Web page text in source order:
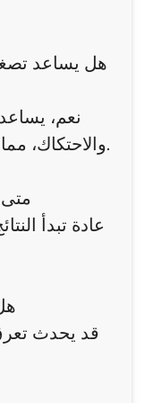
هل يساعد
نعم،
والاحتكاك، مما يحسن صحة الجلد بشكل واضح.
متى
عادة تبدأ
قد يحدث